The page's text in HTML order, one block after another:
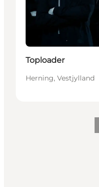
Toploader
Herning, Vestjylland